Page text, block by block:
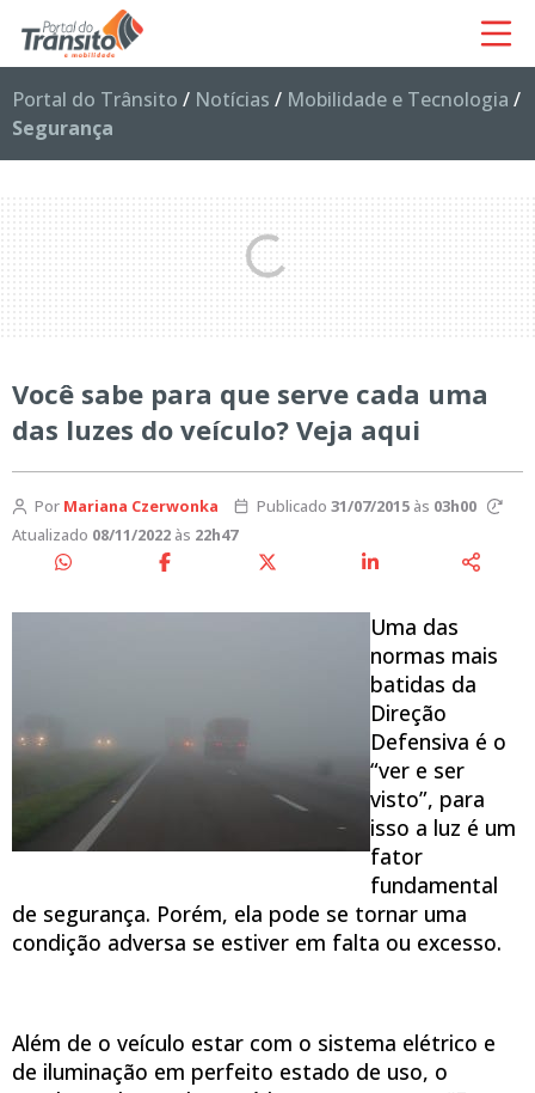
Portal do Trânsito / Notícias / Mobilidade e Tecnologia /
Segurança
Você sabe para que serve cada uma
das luzes do veículo? Veja aqui
Por Mariana Czerwonka Publicado 31/07/2015às 03h00
Atualizado 08/11/2022 às 22h47
Uma das
normas mais
batidas da
Direção
Defensiva é o
“ver e ser
visto”, para
isso a luz é um
fator
fundamental
de segurança. Porém, ela pode se tornar uma
condição adversa se estiver em falta ou excesso.
Além de o veículo estar com o sistema elétrico e
de iluminação em perfeito estado de uso, o